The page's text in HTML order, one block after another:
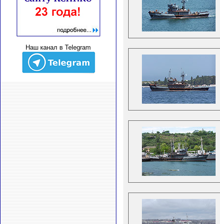
Наш канал в Telegram